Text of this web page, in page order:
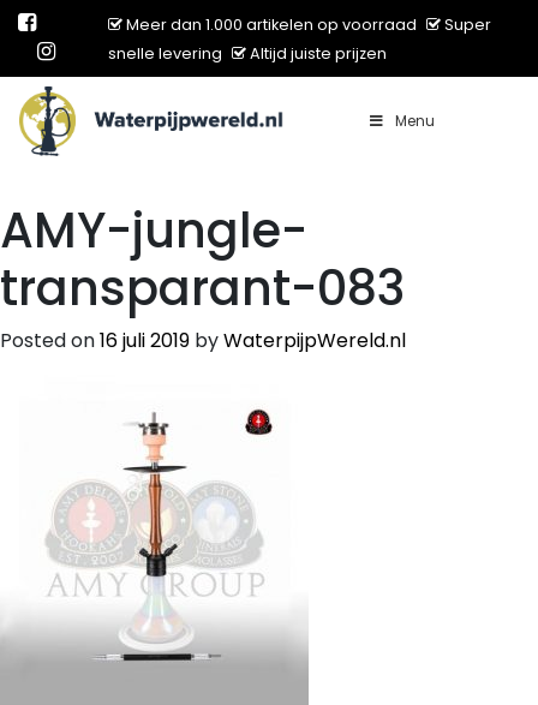
Meer dan 1.000 artikelen op voorraad
Super
snelle levering
Altijd juiste prijzen
Main Navigation Menu
AMY-jungle-
transparant-083
Posted on16 juli 2019 byWaterpijpWereld.nl